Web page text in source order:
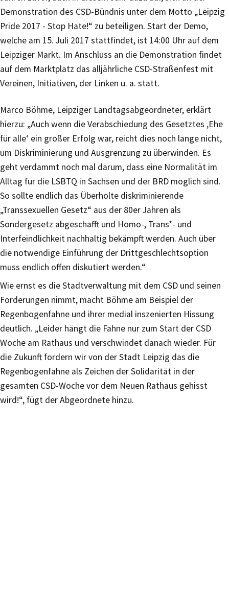
Demonstration des CSD-Bündnis unter dem Motto „Leipzig
Pride 2017 - Stop Hate!“ zu beteiligen. Start der Demo,
welche am 15. Juli 2017 stattfindet, ist 14:00 Uhr auf dem
Leipziger Markt. Im Anschluss an die Demonstration findet
auf dem Marktplatz das alljährliche CSD-Straßenfest mit
Vereinen, Initiativen, der Linken u. a. statt.
Marco Böhme, Leipziger Landtagsabgeordneter, erklärt
hierzu: „Auch wenn die Verabschiedung des Gesetztes ‚Ehe
für alle‘ ein großer Erfolg war, reicht dies noch lange nicht,
um Diskriminierung und Ausgrenzung zu überwinden. Es
geht verdammt noch mal darum, dass eine Normalität im
Alltag für die LSBTQ in Sachsen und der BRD möglich sind.
So sollte endlich das Überholte diskriminierende
„Transsexuellen Gesetz“ aus der 80er Jahren als
Sondergesetz abgeschafft und Homo-, Trans*- und
Interfeindlichkeit nachhaltig bekämpft werden. Auch über
die notwendige Einführung der Drittgeschlechtsoption
muss endlich offen diskutiert werden.“
Wie ernst es die Stadtverwaltung mit dem CSD und seinen
Forderungen nimmt, macht Böhme am Beispiel der
Regenbogenfahne und ihrer medial inszenierten Hissung
deutlich. „Leider hängt die Fahne nur zum Start der CSD
Woche am Rathaus und verschwindet danach wieder. Für
die Zukunft fordern wir von der Stadt Leipzig das die
Regenbogenfahne als Zeichen der Solidarität in der
gesamten CSD-Woche vor dem Neuen Rathaus gehisst
wird!“, fügt der Abgeordnete hinzu.